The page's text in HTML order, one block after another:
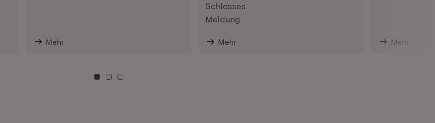
Mehr
Schlosses.
Meldung
Mehr Mehr
Zu Kachel: 0
Zu Kachel: 3
Zu Kachel: 6